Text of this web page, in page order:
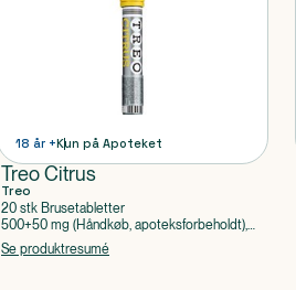
18 år +Kun på Apoteket
Treo Citrus
Treo
20 stk Brusetabletter
500+50 mg (Håndkøb, apoteksforbeholdt),
Acetylsalicylsyre, Caffein
Se produktresumé